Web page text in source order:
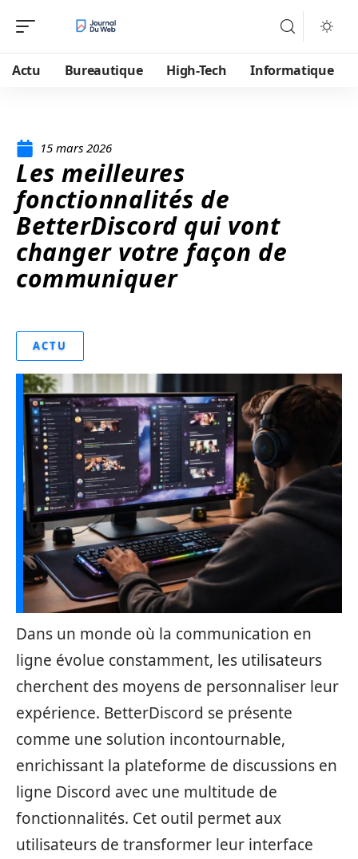
Actu Bureautique High-Tech Informatique
15 mars 2026
Les meilleures
fonctionnalités de
BetterDiscord qui vont
changer votre façon de
communiquer
ACTU
Dans un monde où la communication en
ligne évolue constamment, les utilisateurs
cherchent des moyens de personnaliser leur
expérience. BetterDiscord se présente
comme une solution incontournable,
enrichissant la plateforme de discussions en
ligne Discord avec une multitude de
fonctionnalités. Cet outil permet aux
utilisateurs de transformer leur interface